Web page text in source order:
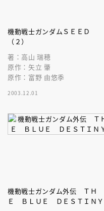
機動戦士ガンダムＳＥＥＤ
（２）
著：高山 瑞穂
原作：矢立 肇
原作：富野 由悠季
2003.12.01
機動戦士ガンダム外伝 ＴＨ
Ｅ ＢＬＵＥ ＤＥＳＴＩＮＹ